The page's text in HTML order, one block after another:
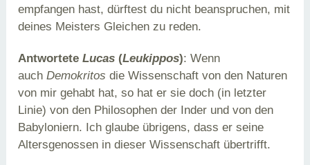
empfangen hast, dürftest du nicht beanspruchen, mit
deines Meisters Gleichen zu reden.
AntworteteLucas (Leukippos): Wenn
auchDemokritos die Wissenschaft von den Naturen
von mir gehabt hat, so hat er sie doch (in letzter
Linie) von den Philosophen der Inder und von den
Babyloniern. Ich glaube übrigens, dass er seine
Altersgenossen in dieser Wissenschaft übertrifft.